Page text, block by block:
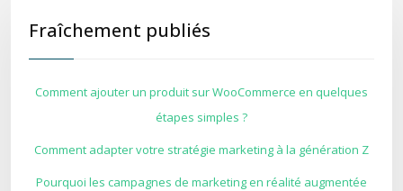
Fraîchement publiés
Comment ajouter un produit sur WooCommerce en quelques
étapes simples ?
Comment adapter votre stratégie marketing à la génération Z
Pourquoi les campagnes de marketing en réalité augmentée